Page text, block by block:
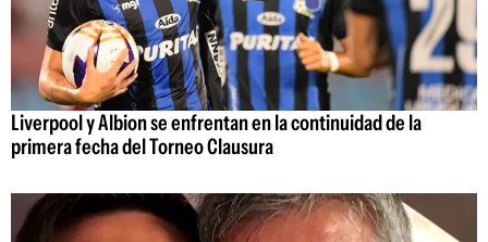
Liverpool y Albion se enfrentan en la continuidad de la
primera fecha del Torneo Clausura